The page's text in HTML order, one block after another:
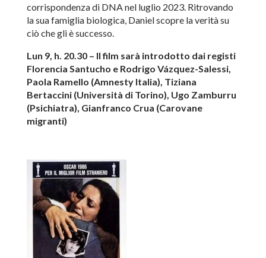
corrispondenza di DNA nel luglio 2023. Ritrovando
la sua famiglia biologica, Daniel scopre la verità su
ciò che gli è successo.
Lun 9, h. 20.30 – Il film sarà introdotto dai registi
Florencia Santucho e Rodrigo Vázquez-Salessi,
Paola Ramello (Amnesty Italia), ⁠Tiziana
Bertaccini (Università di Torino), ⁠Ugo Zamburru
(Psichiatra), ⁠Gianfranco Crua (Carovane
migranti)